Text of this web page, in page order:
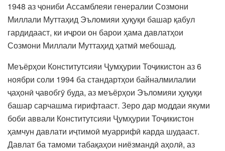
1948 аз ҷониби Ассамблеяи генералии Созмони
Миллали Муттаҳид Эъломияи ҳуқуқи башар қабул
гардидааст, ки иҷрои он барои ҳама давлатҳои
Созмони Миллали Муттаҳид ҳатмӣ мебошад.
Меъёрҳои Конститутсияи Ҷумҳурии Тоҷикистон аз 6
ноябри соли 1994 ба стандартҳои байналмилалии
ҷаҳонӣ ҷавобгӯ буда, аз меъёрҳои Эъломияи ҳуқуқи
башар сарчашма гирифтааст. Зеро дар моддаи якуми
боби аввали Конститутсияи Ҷумҳурии Тоҷикистон
ҳамчун давлати иҷтимоӣ муаррифӣ карда шудааст.
Давлат ба тамоми табақаҳои ниёзмандӣ аҳолӣ, аз